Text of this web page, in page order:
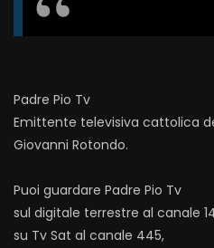
Padre Pio Tv
Emittente televisiva cattolica
Giovanni Rotondo.
Puoi guardare Padre Pio Tv
sul digitale terrestre al canale
su Tv Sat al canale 445,